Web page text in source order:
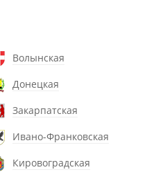
Волынская
Донецкая
Закарпатская
Ивано-Франковская
Кировоградская